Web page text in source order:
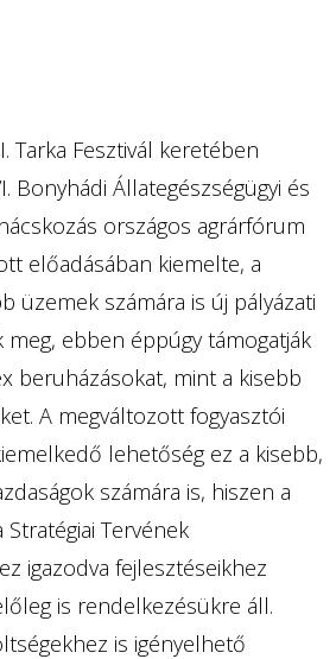
Tarka Fesztivál keretében
Bonyhádi Állategészségügyi és
országos agrárfórum
előadásában kiemelte, a
üzemek számára is új pályázati
ebben éppúgy támogatják
beruházásokat, mint a kisebb
A megváltozott fogyasztói
lehetőség ez a kisebb,
számára is, hiszen a
Tervének
igazodva fejlesztéseikhez
is rendelkezésükre áll.
is igényelhető